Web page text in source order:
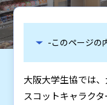
-このページの
大阪大学生協では
スコットキャラク